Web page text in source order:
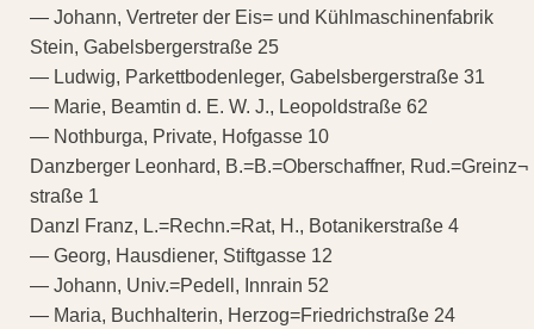
— Johann, Vertreter der Eis= und Kühlmaschinenfabrik
Stein, Gabelsbergerstraße 25
— Ludwig, Parkettbodenleger, Gabelsbergerstraße 31
— Marie, Beamtin d. E. W. J., Leopoldstraße 62
— Nothburga, Private, Hofgasse 10
Danzberger Leonhard, B.=B.=Oberschaffner, Rud.=Greinz¬
straße 1
Danzl Franz, L.=Rechn.=Rat, H., Botanikerstraße 4
— Georg, Hausdiener, Stiftgasse 12
— Johann, Univ.=Pedell, Innrain 52
— Maria, Buchhalterin, Herzog=Friedrichstraße 24